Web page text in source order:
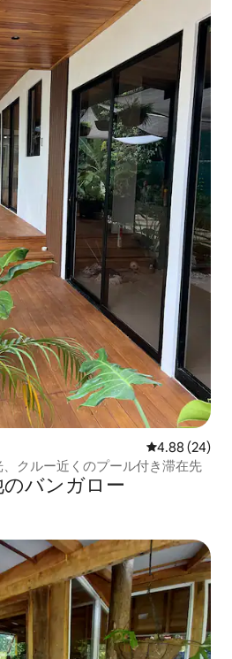
レビュー24
4.88 (24)
、クルー近くのプール付き滞在先
バンガロー